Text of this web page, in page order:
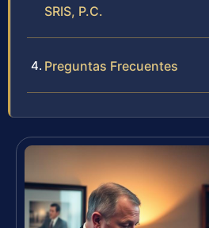
SRIS, P.C.
Preguntas Frecuentes